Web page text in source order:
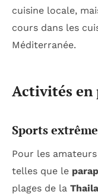
cuisine locale,
cours dans les
Méditerranée.
Activités en
Sports
Pour les
telles que le
plages de la